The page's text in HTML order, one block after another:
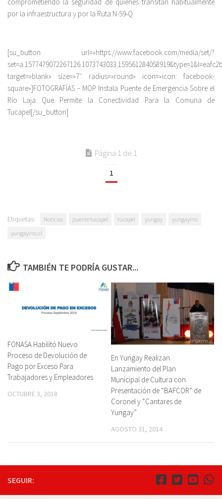
por la infraestructura y por la Ruta N-59-Q.
[su_button url=»https://www.facebook.com/media/set/?
target=»blank» size=»7″ radius=»round» icon=»icon: facebook-
square»]FOTOGRAFÍAS – MOP Instala Puente de Emergencia Sobre el
Río Laja Que Permite la Conectividad Para la Comuna de
Tucapel[/su_button]
Página 1 de 1
1
Etiquetas: Noticias puente tucapel tucapel yungay
yungayino
yungayino.cl
TAMBIÉN TE PODRÍA GUSTAR...
FONASA Habilitó Nuevo
Proceso de Devolución de
Pago por Exceso Para
Trabajadores y Empleadores
OCTUBRE 3, 2018
En Yungay Realizan
Lanzamiento del Plan
Municipal de Cultura con
Presentación de “BAFCOR” de
Coronel y “Cantares de
Yungay”
AGOSTO 31, 2014
SEGUIR: